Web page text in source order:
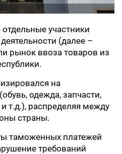
участники
(далее –
рынок ввоза товаров из
на
одежда, запчасти,
т.д.), распределяя между
страны.
таможенных платежей
требований